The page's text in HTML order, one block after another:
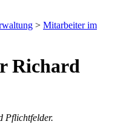
> Mitarbeiter im
Richard
Pflichtfelder.